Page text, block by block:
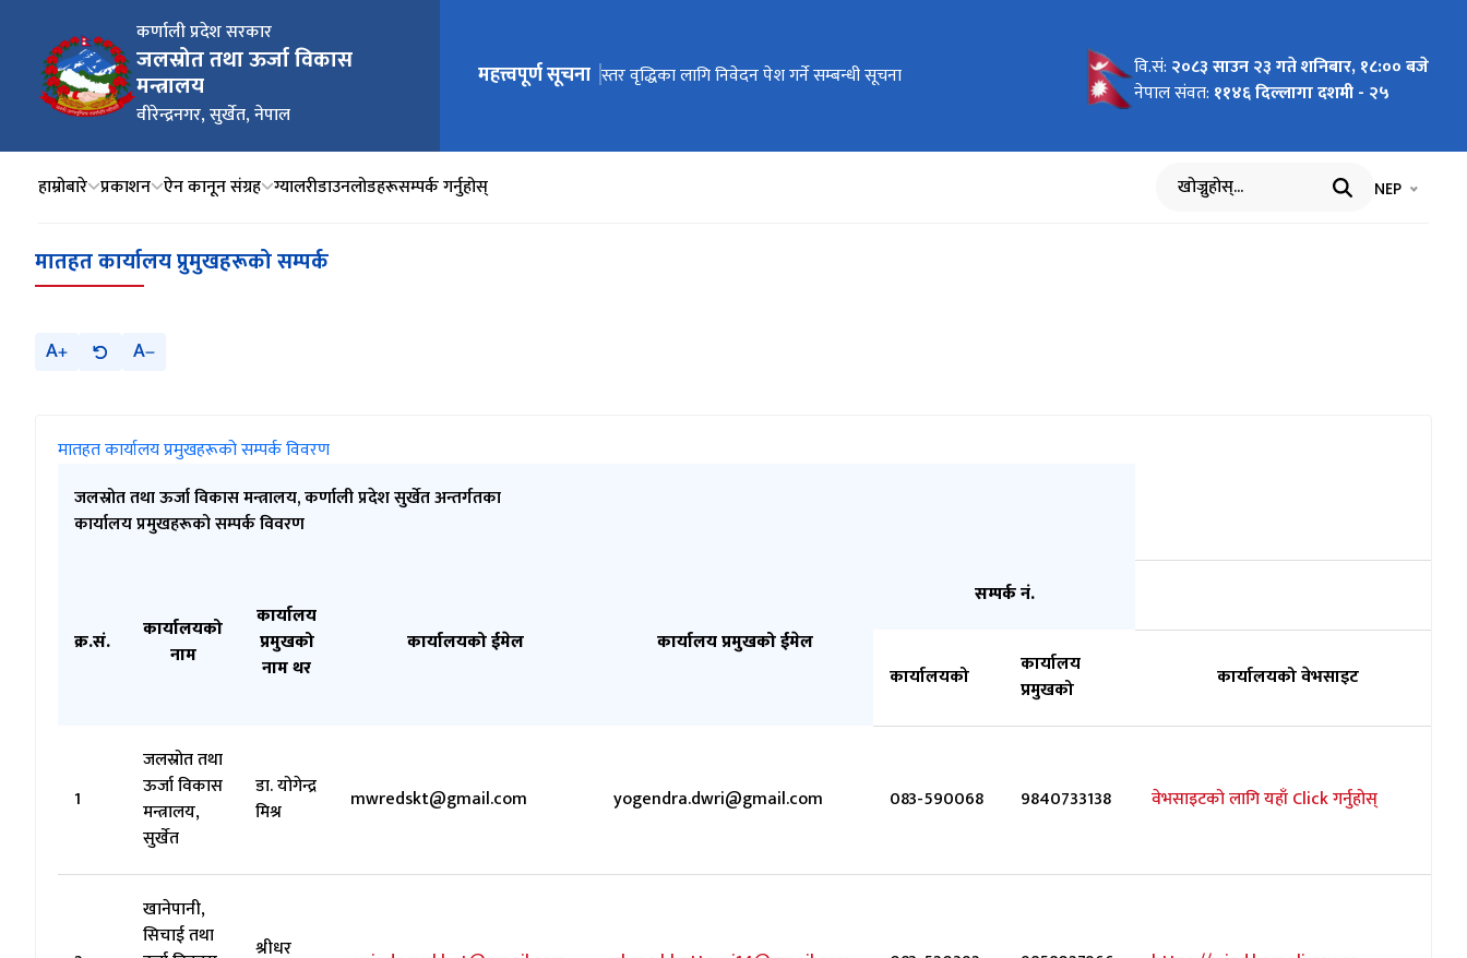
कर्णाली प्रदेश सरकार
जलस्रोत तथा ऊर्जा विकास
मन्त्रालय
वीरेन्द्रनगर, सुर्खेत, नेपाल
मुख्य नेभिगेसनमा जानुहोस्
महत्त्वपूर्ण सूचना स्तर वृद्धिका लागि निवेदन पेश गर्ने सम्बन्धी सूचना वि.सं: २०८३ साउन २३ गते शनिबार, १८:०० बजे
नेपाल संवत: ११४६ दिल्लागा दशमी - २५
हाम्रोबारे प्रकाशन ऐन कानून संग्रह ग्यालरीडाउनलोडहरूसम्पर्क गर्नुहोस् खोज्नुहोस् भाषा चयन
NEP
मातहत कार्यालय प्रुमुखहरूको सम्पर्क
A A
मातहत कार्यालय प्रमुखहरूको सम्पर्क विवरण
जलस्रोत तथा ऊर्जा विकास मन्त्रालय, कर्णाली प्रदेश सुर्खेत अन्तर्गतका
कार्यालय प्रमुखहरूको सम्पर्क विवरण
क्र.सं.
कार्यालयको
नाम
कार्यालय
प्रमुखको
नाम थर
कार्यालयको ईमेल कार्यालय प्रमुखको ईमेल
सम्पर्क नं.
कार्यालयको
कार्यालय
प्रमुखको
कार्यालयको वेभसाइट
1
जलस्रोत तथा
ऊर्जा विकास
मन्त्रालय,
सुर्खेत
डा. योगेन्द्र
मिश्र
mwredskt@gmail.com yogendra.dwri@gmail.com 083-590068 9840733138 वेभसाइटको लागि यहाँ Click गर्नुहोस्
खानेपानी,
सिचाई तथा
श्रीधर